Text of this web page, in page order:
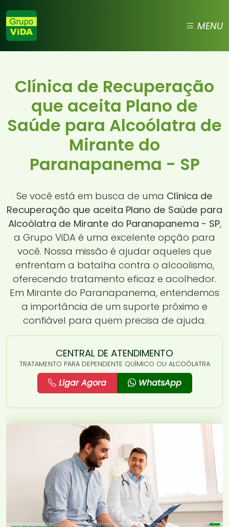
MENU
Clínica de Recuperação
que aceita Plano de
Saúde para Alcoólatra de
Mirante do
Paranapanema - SP
Se você está em busca de uma Clínica de
Recuperação que aceita Plano de Saúde para
Alcoólatra de Mirante do Paranapanema - SP,
a Grupo ViDA é uma excelente opção para
você. Nossa missão é ajudar aqueles que
enfrentam a batalha contra o alcoolismo,
oferecendo tratamento eficaz e acolhedor.
Em Mirante do Paranapanema, entendemos
a importância de um suporte próximo e
confiável para quem precisa de ajuda.
CENTRAL DE ATENDIMENTO
TRATAMENTO PARA DEPENDENTE QUÍMICO OU ALCOÓLATRA
Ligar Agora WhatsApp